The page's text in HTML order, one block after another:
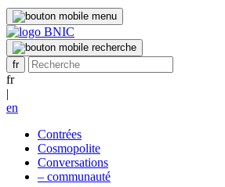
fr
|
en
Contrées
Cosmopolite
Conversations
– communauté